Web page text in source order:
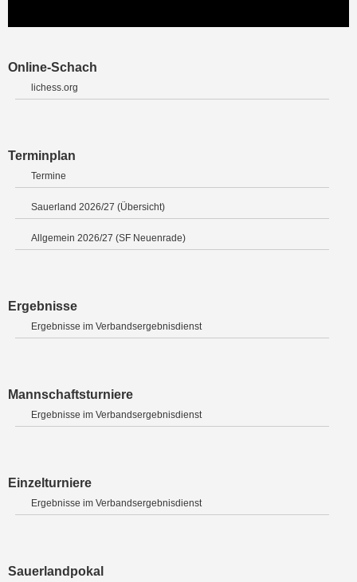
Online-Schach
lichess.org
Terminplan
Termine
Sauerland 2026/27 (Übersicht)
Allgemein 2026/27 (SF Neuenrade)
Ergebnisse
Ergebnisse im Verbandsergebnisdienst
Mannschaftsturniere
Ergebnisse im Verbandsergebnisdienst
Einzelturniere
Ergebnisse im Verbandsergebnisdienst
Sauerlandpokal